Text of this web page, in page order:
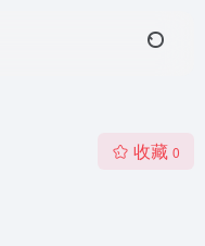
收藏 0